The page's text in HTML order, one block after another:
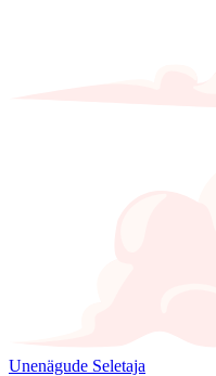
Unenägude Seletaja